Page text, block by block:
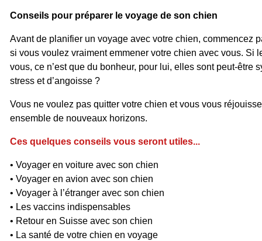
Conseils pour préparer le voyage de son chien
Avant de planifier un voyage avec votre chien, commencez
si vous voulez vraiment emmener votre chien avec vous. Si
vous, ce n’est que du bonheur, pour lui, elles sont peut-être
stress et d’angoisse ?
Vous ne voulez pas quitter votre chien et vous vous
ensemble de nouveaux horizons.
Ces quelques conseils vous seront utiles...
• Voyager en voiture avec son chien
• Voyager en avion avec son chien
• Voyager à l’étranger avec son chien
• Les vaccins indispensables
• Retour en Suisse avec son chien
• La santé de votre chien en voyage